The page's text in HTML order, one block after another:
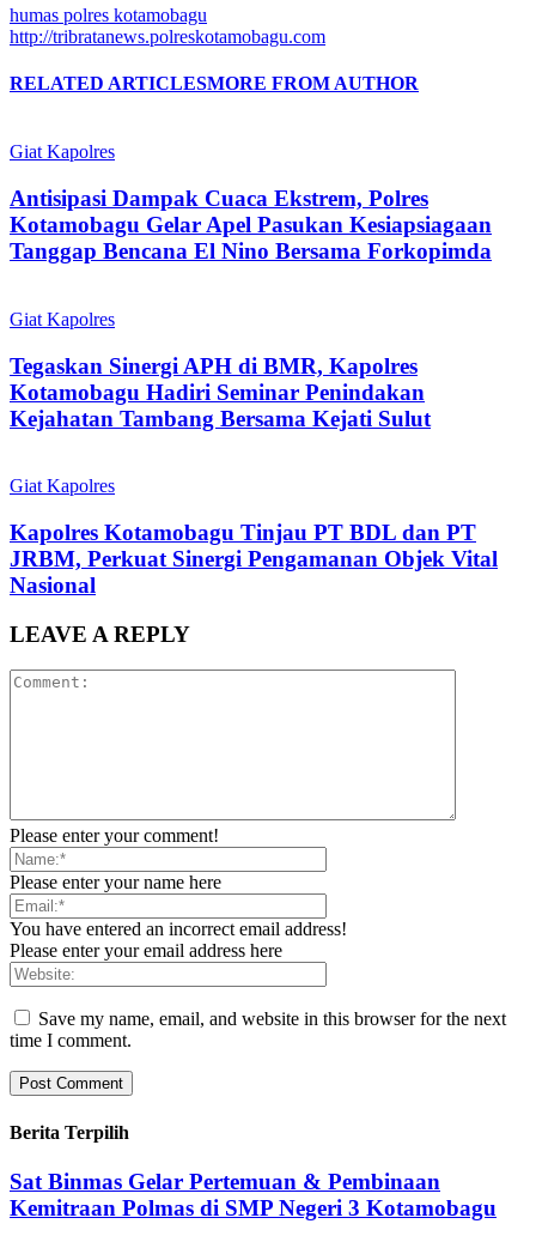
humas polres kotamobagu
http://tribratanews.polreskotamobagu.com
RELATED ARTICLESMORE FROM AUTHOR
Giat Kapolres
Antisipasi Dampak Cuaca Ekstrem, Polres
Kotamobagu Gelar Apel Pasukan Kesiapsiagaan
Tanggap Bencana El Nino Bersama Forkopimda
Giat Kapolres
Tegaskan Sinergi APH di BMR, Kapolres
Kotamobagu Hadiri Seminar Penindakan
Kejahatan Tambang Bersama Kejati Sulut
Giat Kapolres
Kapolres Kotamobagu Tinjau PT BDL dan PT
JRBM, Perkuat Sinergi Pengamanan Objek Vital
Nasional
LEAVE A REPLY
Please enter your comment!
Please enter your name here
You have entered an incorrect email address!
Please enter your email address here
Save my name, email, and website in this browser for the next
time I comment.
Berita Terpilih
Sat Binmas Gelar Pertemuan & Pembinaan
Kemitraan Polmas di SMP Negeri 3 Kotamobagu